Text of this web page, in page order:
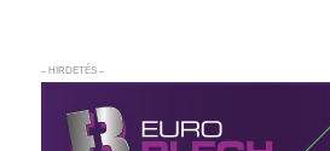
– HIRDETÉS –